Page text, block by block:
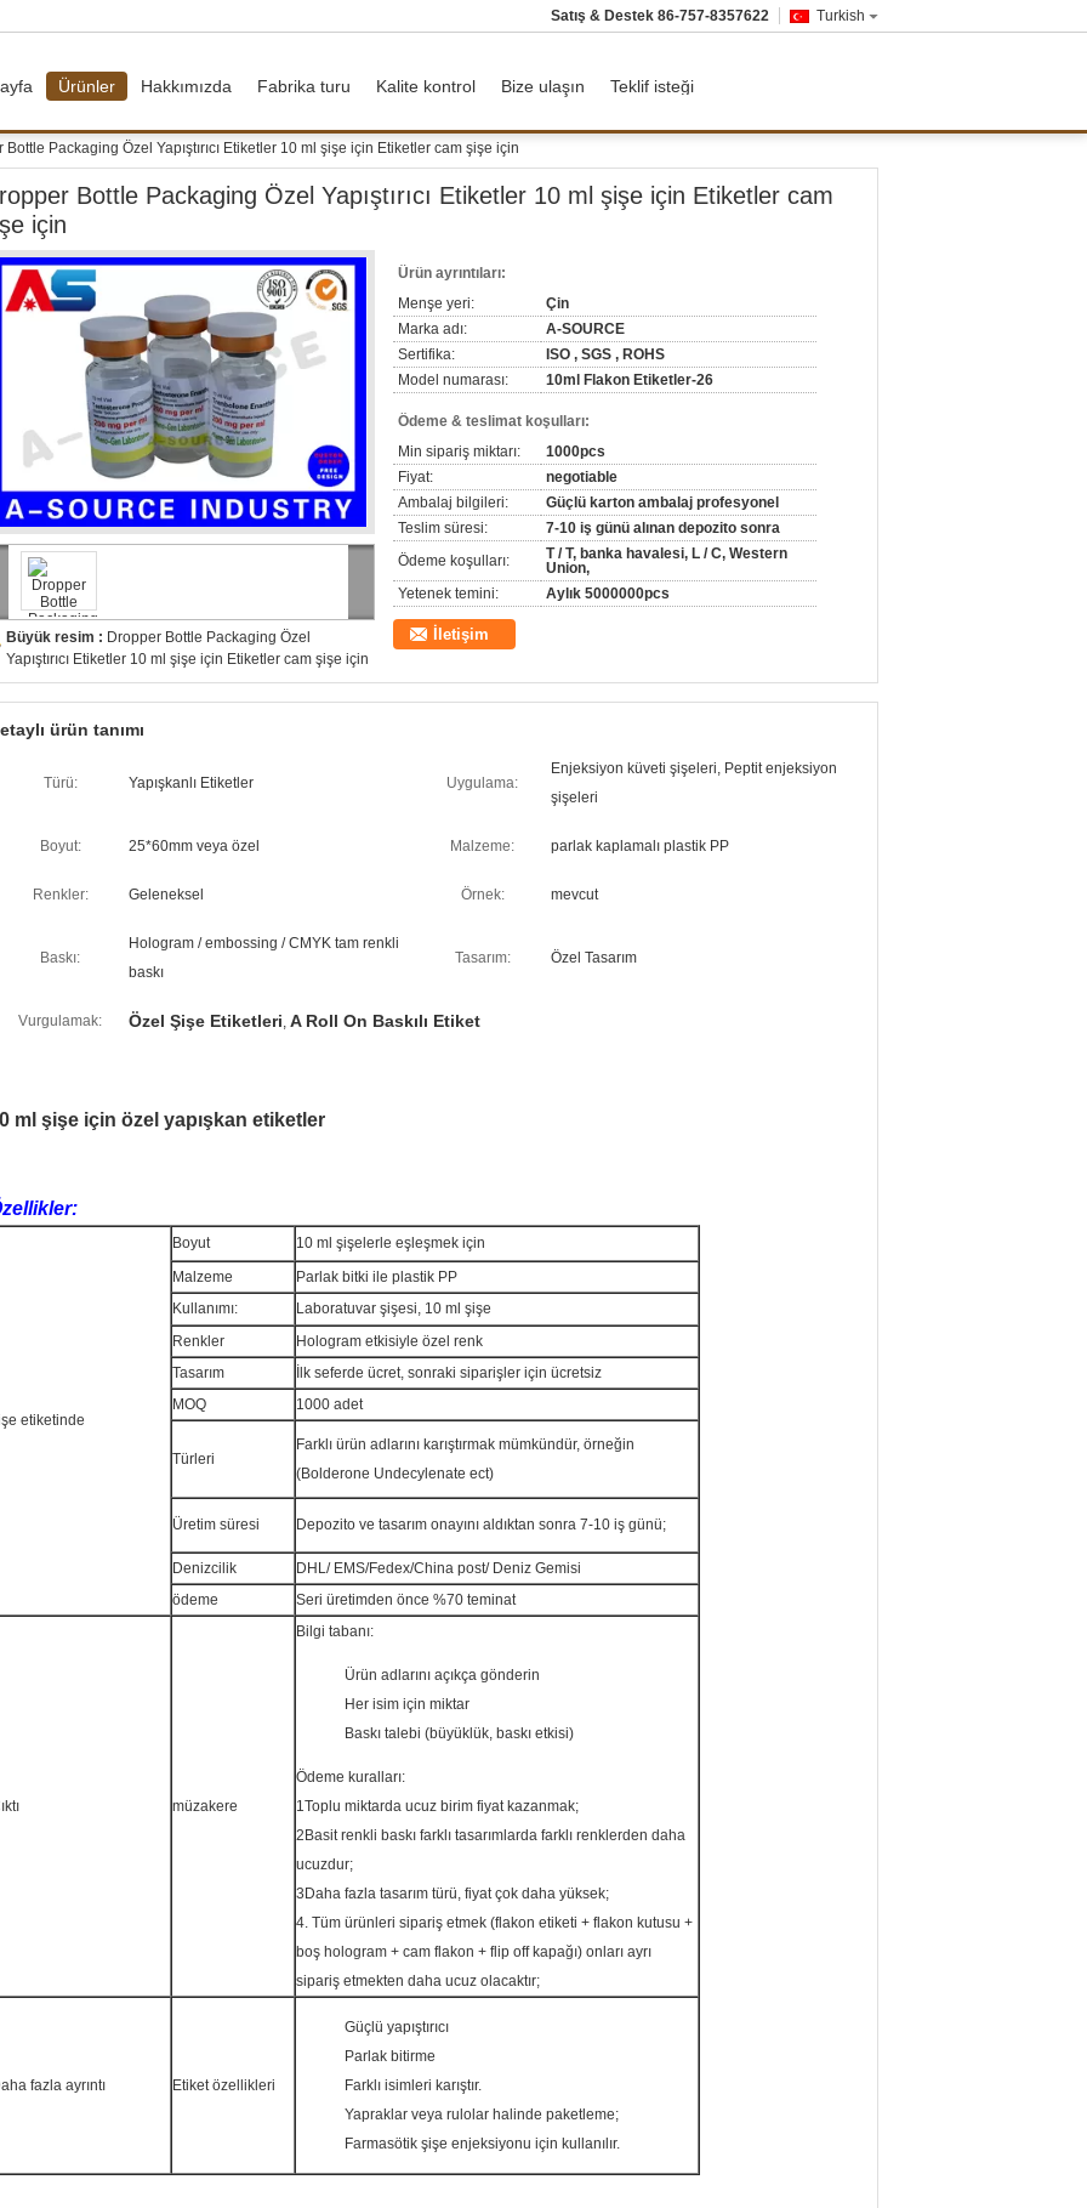
Turkish
Satış & Destek 86-757-8357622
Ürünler Hakkımızda Fabrika turu Kalite kontrol Bize ulaşın Teklif isteği
Bottle Packaging Özel Yapıştırıcı Etiketler 10 ml şişe için Etiketler cam şişe için
Bottle Packaging Özel Yapıştırıcı Etiketler 10 ml şişe için Etiketler cam
için
Büyük resim : Dropper Bottle Packaging Özel
Yapıştırıcı Etiketler 10 ml şişe için Etiketler cam şişe için
Ürün ayrıntıları:
Menşe yeri:
Çin
Marka adı:
A-SOURCE
Sertifika:
ISO , SGS , ROHS
Model numarası:
10ml Flakon Etiketler-26
Ödeme & teslimat koşulları:
Min sipariş miktarı:
1000pcs
Fiyat:
negotiable
Ambalaj bilgileri:
Güçlü karton ambalaj profesyonel
Teslim süresi:
7-10 iş günü alınan depozito sonra
Ödeme koşulları:
T / T, banka havalesi, L / C, Western
Union,
Yetenek temini:
Aylık 5000000pcs
İletişim
ürün tanımı
Türü: Yapışkanlı Etiketler Uygulama:
Enjeksiyon küveti şişeleri, Peptit enjeksiyon
şişeleri
Boyut: 25*60mm veya özel Malzeme: parlak kaplamalı plastik PP
Renkler: Geleneksel Örnek: mevcut
Baskı:
Hologram / embossing / CMYK tam renkli
baskı
Tasarım: Özel Tasarım
Vurgulamak: Özel Şişe Etiketleri, A Roll On Baskılı Etiket
ml şişe için özel yapışkan etiketler
etiketinde
Boyut
10 ml şişelerle eşleşmek için
Malzeme
Parlak bitki ile plastik PP
Kullanımı:
Laboratuvar şişesi, 10 ml şişe
Renkler
Hologram etkisiyle özel renk
Tasarım
İlk seferde ücret, sonraki siparişler için ücretsiz
MOQ
1000 adet
Türleri
Farklı ürün adlarını karıştırmak mümkündür, örneğin
(Bolderone Undecylenate ect)
Üretim süresi Depozito ve tasarım onayını aldıktan sonra 7-10 iş günü;
Denizcilik
DHL/ EMS/Fedex/China post/ Deniz Gemisi
ödeme
Seri üretimden önce %70 teminat
müzakere
Bilgi tabanı:
Ürün adlarını açıkça gönderin
Her isim için miktar
Baskı talebi (büyüklük, baskı etkisi)
Ödeme kuralları:
1Toplu miktarda ucuz birim fiyat kazanmak;
2Basit renkli baskı farklı tasarımlarda farklı renklerden daha
ucuzdur;
3Daha fazla tasarım türü, fiyat çok daha yüksek;
4. Tüm ürünleri sipariş etmek (flakon etiketi + flakon kutusu +
boş hologram + cam flakon + flip off kapağı) onları ayrı
sipariş etmekten daha ucuz olacaktır;
fazla ayrıntı Etiket özellikleri
Güçlü yapıştırıcı
Parlak bitirme
Farklı isimleri karıştır.
Yapraklar veya rulolar halinde paketleme;
Farmasötik şişe enjeksiyonu için kullanılır.